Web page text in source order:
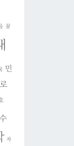
꿈
민
자